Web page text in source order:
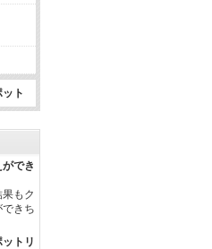
ト
でき
もク
きち
トリ